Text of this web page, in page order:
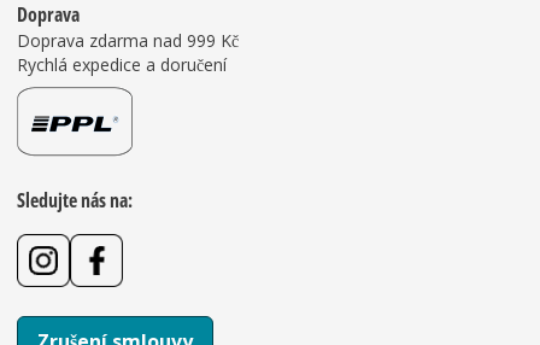
Doprava
Doprava zdarma nad 999 Kč
Rychlá expedice a doručení
Sledujte nás na: